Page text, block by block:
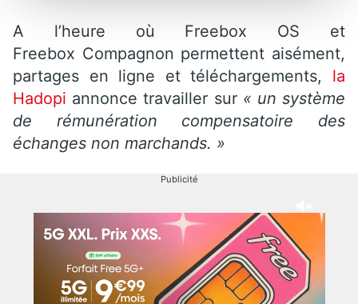
A l’heure où Freebox OS et
Freebox Compagnon permettent aisément,
partages en ligne et téléchargements, la
Hadopi annonce travailler sur « un système
de rémunération compensatoire des
échanges non marchands. »
Publicité